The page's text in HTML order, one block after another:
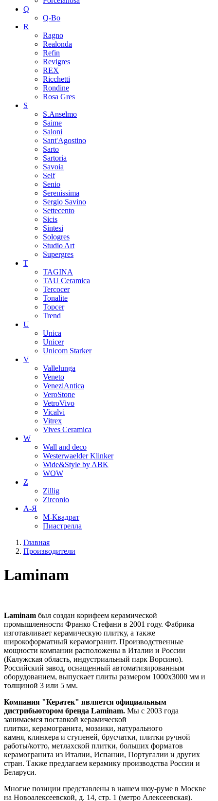
Q
Q-Bo
R
Ragno
Realonda
Refin
Revigres
REX
Ricchetti
Rondine
Rosa Gres
S
S.Anselmo
Saime
Saloni
Sant'Agostino
Sarto
Sartoria
Savoia
Self
Senio
Serenissima
Sergio Savino
Settecento
Sicis
Sintesi
Sologres
Studio Art
Supergres
T
TAGINA
TAU Ceramica
Tercocer
Tonalite
Topcer
Trend
U
Unica
Unicer
Unicom Starker
V
Vallelunga
Veneto
VeneziAntica
VeroStone
VetroVivo
Vicalvi
Vitrex
Vives Ceramica
W
Wall and deco
Westerwaelder Klinker
Wide&Style by ABK
WOW
Z
Zillig
Zirconio
А-Я
М-Квадрат
Пиастрелла
Главная
Производители
Laminam
Laminam был создан корифеем керамической
промышленности Франко Стефани в 2001 году. Фабрика
изготавливает керамическую плитку, а также
широкоформатный керамогранит. Производственные
мощности компании расположены в Италии и России
(Калужская область, индустриальный парк Ворсино).
Российский завод, оснащенный автоматизированным
оборудованием, выпускает плиты размером 1000х3000 мм и
толщиной 3 или 5 мм.
Компания "Кератек" является официальным
дистрибьютором бренда Laminam. Мы с 2003 года
занимаемся поставкой керамической
плитки, керамогранита, мозаики, натурального
камня, клинкера и ступеней, брусчатки, плитки ручной
работы/котто, метлахской плитки, больших форматов
керамогранита из Италии, Испании, Португалии и других
стран. Также предлагаем керамику производства России и
Беларуси.
Многие позиции представлены в нашем шоу-руме в Москве
на Новоалексеевской, д. 14, стр. 1 (метро Алексеевская).